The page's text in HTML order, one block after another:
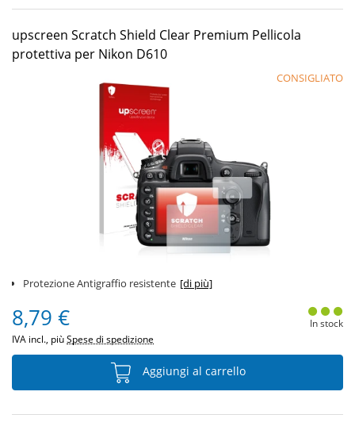
upscreen Scratch Shield Clear Premium Pellicola
protettiva per Nikon D610
CONSIGLIATO
Protezione Antigraffio resistente [di più]
8,79 €
IVA incl., piùSpese di spedizione
In stock
Aggiungi al carrello